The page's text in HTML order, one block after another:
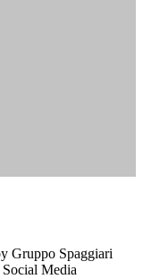
Gruppo Spaggiari
Media